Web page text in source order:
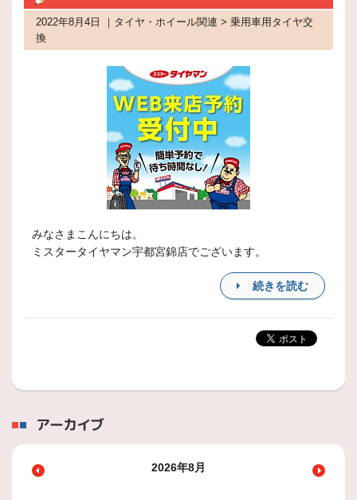
2022年8月4日 ｜タイヤ・ホイール関連 > 乗用車用タイヤ交
換
みなさまこんにちは。
ミスタータイヤマン宇都宮錦店でございます。
続きを読む
アーカイブ
2026年8月